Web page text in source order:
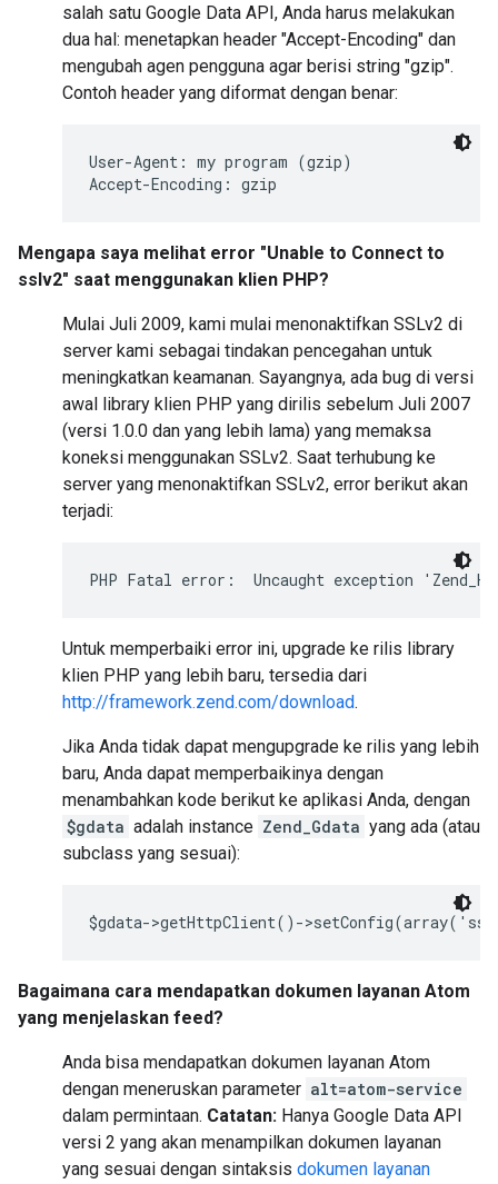
salah satu Google Data API, Anda harus melakukan
dua hal: menetapkan header "Accept-Encoding" dan
mengubah agen pengguna agar berisi string "gzip".
Contoh header yang diformat dengan benar:
User-Agent: my program (gzip)
Accept-Encoding: gzip
Mengapa saya melihat error "Unable to Connect to
sslv2" saat menggunakan klien PHP?
Mulai Juli 2009, kami mulai menonaktifkan SSLv2 di
server kami sebagai tindakan pencegahan untuk
meningkatkan keamanan. Sayangnya, ada bug di versi
awal library klien PHP yang dirilis sebelum Juli 2007
(versi 1.0.0 dan yang lebih lama) yang memaksa
koneksi menggunakan SSLv2. Saat terhubung ke
server yang menonaktifkan SSLv2, error berikut akan
terjadi:
PHP Fatal error:  Uncaught exception
Untuk memperbaiki error ini, upgrade ke rilis library
klien PHP yang lebih baru, tersedia dari
http://framework.zend.com/download.
Jika Anda tidak dapat mengupgrade ke rilis yang lebih
baru, Anda dapat memperbaikinya dengan
menambahkan kode berikut ke aplikasi Anda, dengan
$gdata adalah instance Zend_Gdata yang ada (atau
subclass yang sesuai):
$gdata->getHttpClient()-
Bagaimana cara mendapatkan dokumen layanan Atom
yang menjelaskan feed?
Anda bisa mendapatkan dokumen layanan Atom
dengan meneruskan parameter alt=atom-service
dalam permintaan. Catatan: Hanya Google Data API
versi 2 yang akan menampilkan dokumen layanan
yang sesuai dengan sintaksis dokumen layanan